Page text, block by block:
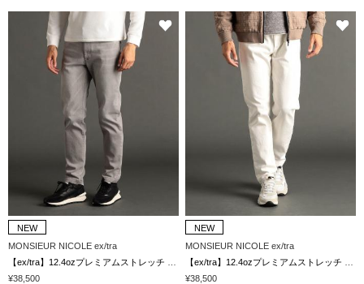
NEW
MONSIEUR NICOLE ex/tra
¥38,500
NEW
MONSIEUR NICOLE ex/tra
¥38,500